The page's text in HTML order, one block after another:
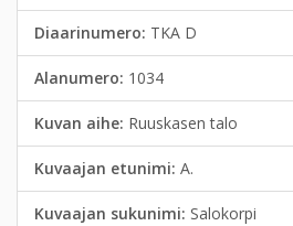
Diaarinumero: TKA D
Alanumero: 1034
Kuvan aihe: Ruuskasen talo
Kuvaajan etunimi: A.
Kuvaajan sukunimi: Salokorpi